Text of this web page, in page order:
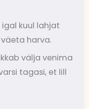
kuul lahjat
harva.
välja venima
tagasi, et lill